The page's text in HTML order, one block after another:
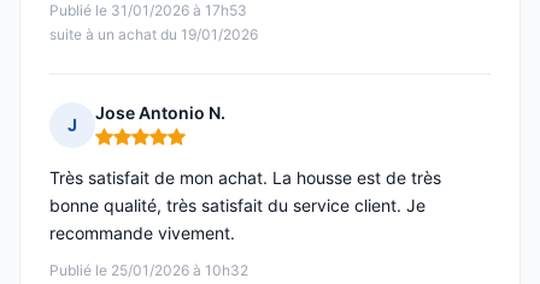
Publié le 31/01/2026 à 17h53
suite à un achat du 19/01/2026
J
Jose Antonio N.
Note : 5 sur 5
Publié le 25/01/2026 à 10h32
Très satisfait de mon achat. La housse est de très
bonne qualité, très satisfait du service client. Je
recommande vivement.